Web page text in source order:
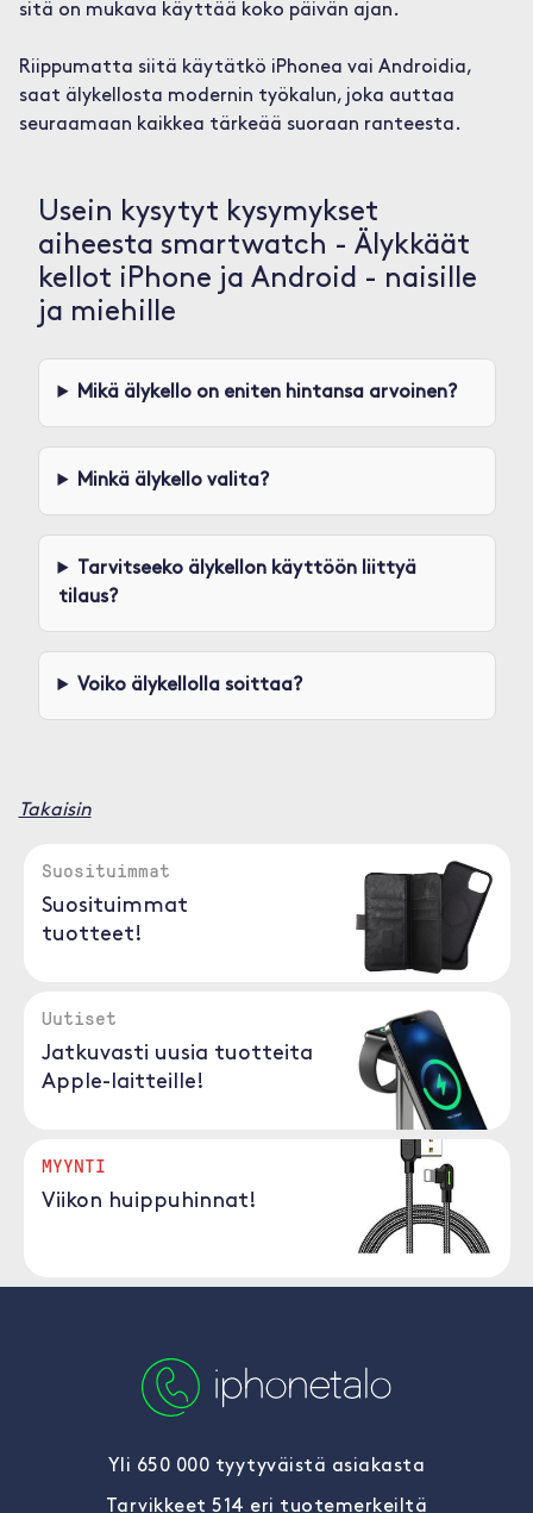
sitä on mukava käyttää koko päivän ajan.
Riippumatta siitä käytätkö iPhonea vai Androidia,
saat älykellosta modernin työkalun, joka auttaa
seuraamaan kaikkea tärkeää suoraan ranteesta.
Usein kysytyt kysymykset
aiheesta smartwatch - Älykkäät
kellot iPhone ja Android - naisille
ja miehille
Mikä älykello on eniten hintansa arvoinen?
Minkä älykello valita?
Tarvitseeko älykellon käyttöön liittyä
tilaus?
Voiko älykellolla soittaa?
Takaisin
Suosituimmat
Suosituimmat
tuotteet!
Uutiset
Jatkuvasti uusia tuotteita
Apple-laitteille!
MYYNTI
Viikon huippuhinnat!
Yli 650 000 tyytyväistä asiakasta
Tarvikkeet 514 eri tuotemerkeiltä